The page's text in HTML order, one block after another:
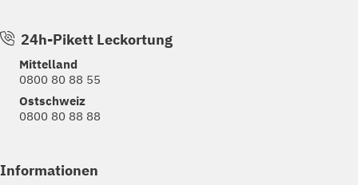
24h-Pikett Leckortung
Mittelland
0800 80 88 55
Ostschweiz
0800 80 88 88
Informationen